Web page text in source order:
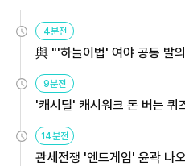
4분전
與 "'하늘이법' 여야 공동 발
9분전
'캐시딜' 캐시워크 돈 버는 퀴
14분전
관세전쟁 '엔드게임' 윤곽 나